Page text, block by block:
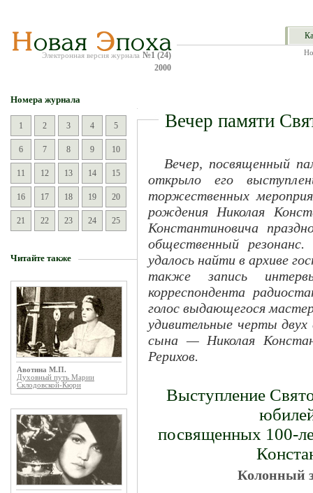
Электронная версия журнала №1 (24)
2000
Номера журнала
1 2 3 4 5
6 7 8 9 10
11 12 13 14 15
16 17 18 19 20
21 22 23 24 25
Читайте также
Авотина М.П.
Духовный путь Марии
Склодовской-Кюри
Вечер памяти
Вечер, посвященный
открыло его
торжественных
рождения Николая
Константиновича
общественный
удалось найти в архиве
также запись
корреспондента
голос выдающегося
удивительные черты
сына — Николая
Рерихов.
Выступление
посвященных 100-
Колонный